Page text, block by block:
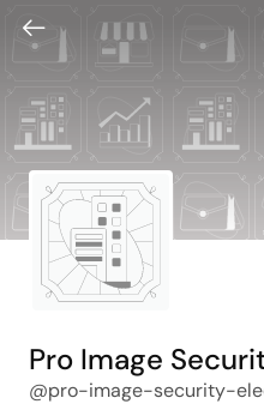
Pro Image
@pro-image-security-